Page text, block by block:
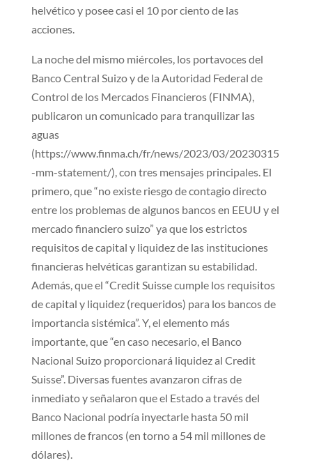
helvético y posee casi el 10 por ciento de las
acciones.
La noche del mismo miércoles, los portavoces del
Banco Central Suizo y de la Autoridad Federal de
Control de los Mercados Financieros (FINMA),
publicaron un comunicado para tranquilizar las
aguas
(https://www.finma.ch/fr/news/2023/03/20230315
-mm-statement/), con tres mensajes principales. El
primero, que “no existe riesgo de contagio directo
entre los problemas de algunos bancos en EEUU y el
mercado financiero suizo” ya que los estrictos
requisitos de capital y liquidez de las instituciones
financieras helvéticas garantizan su estabilidad.
Además, que el “Credit Suisse cumple los requisitos
de capital y liquidez (requeridos) para los bancos de
importancia sistémica”. Y, el elemento más
importante, que “en caso necesario, el Banco
Nacional Suizo proporcionará liquidez al Credit
Suisse”. Diversas fuentes avanzaron cifras de
inmediato y señalaron que el Estado a través del
Banco Nacional podría inyectarle hasta 50 mil
millones de francos (en torno a 54 mil millones de
dólares).